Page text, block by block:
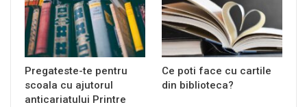
Pregateste-te pentru
scoala cu ajutorul
anticariatului Printre
Ce poti face cu cartile
din biblioteca?